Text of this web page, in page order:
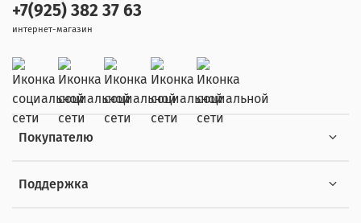
Покупателю
Поддержка
+7(925) 382 37 63
интернет-магазин